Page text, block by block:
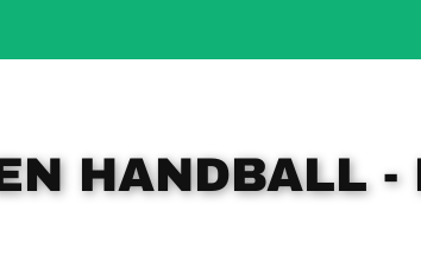
HANDBALL